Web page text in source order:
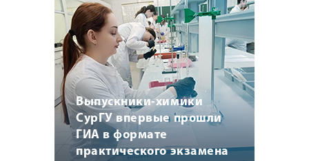
Выпускники-химики
СурГУ впервые прошли
ГИА в формате
практического экзамена